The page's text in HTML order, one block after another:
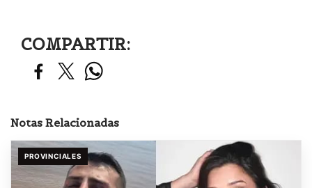
COMPARTIR:
Notas Relacionadas
PROVINCIALES